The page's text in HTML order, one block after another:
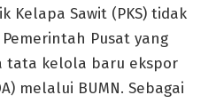
Kelapa Sawit (PKS) tidak
Pusat yang
tata kelola baru ekspor
melalui BUMN. Sebagai